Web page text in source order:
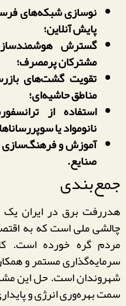
نوسازی شبکه‌های
پایش آنلاین؛
گسترش
مشترکان پرمصرف؛
تقویت گشت‌های
مناطق حاشیه‌ای؛
استفاده از
نانومواد یا
آموزش و فرهنگ‌سازی
صنایع.
جمع‌بندی
هدررفت برق در ایران
چالشی ملی است که به
مردم گره خورده است.
سرمایه‌گذاری مستمر و
شهروندان است. حل این
سمت بهره‌وری انرژی و